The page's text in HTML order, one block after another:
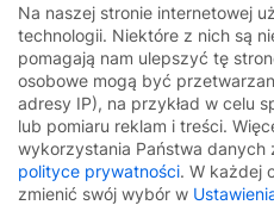
Strona główna/ Filmy / Seria
Filmy
Na naszej stronie internetowej
technologii. Niektóre z nich są
pomagają nam ulepszyć tę
osobowe mogą być
adresy IP), na przykład w celu
lub pomiaru reklam i treści.
wykorzystania Państwa danych
polityce prywatności. W każdej
zmienić swój wybór w